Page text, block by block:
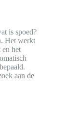
is spoed?
Het werkt
en het
aan de